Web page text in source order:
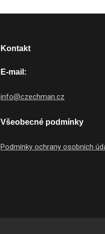
Kontakt
E-mail:
info@czechman.cz
Všeobecné podmínky
Podmínky ochrany osobních